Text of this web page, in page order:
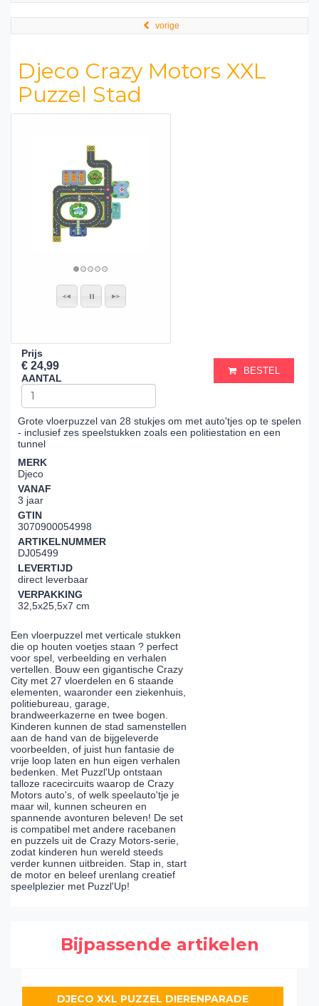
vorige
Djeco Crazy Motors XXL
Puzzel Stad
Prijs
€ 24,99
AANTAL
BESTEL
Grote vloerpuzzel van 28 stukjes om met auto'tjes op te spelen
- inclusief zes speelstukken zoals een politiestation en een
tunnel
MERK
Djeco
VANAF
3 jaar
GTIN
3070900054998
ARTIKELNUMMER
DJ05499
LEVERTIJD
direct leverbaar
VERPAKKING
32,5x25,5x7 cm
Een vloerpuzzel met verticale stukken
die op houten voetjes staan ? perfect
voor spel, verbeelding en verhalen
vertellen. Bouw een gigantische Crazy
City met 27 vloerdelen en 6 staande
elementen, waaronder een ziekenhuis,
politiebureau, garage,
brandweerkazerne en twee bogen.
Kinderen kunnen de stad samenstellen
aan de hand van de bijgeleverde
voorbeelden, of juist hun fantasie de
vrije loop laten en hun eigen verhalen
bedenken. Met Puzzl'Up ontstaan
talloze racecircuits waarop de Crazy
Motors auto's, of welk speelauto'tje je
maar wil, kunnen scheuren en
spannende avonturen beleven! De set
is compatibel met andere racebanen
en puzzels uit de Crazy Motors-serie,
zodat kinderen hun wereld steeds
verder kunnen uitbreiden. Stap in, start
de motor en beleef urenlang creatief
speelplezier met Puzzl'Up!
Bijpassende artikelen
DJECO XXL PUZZEL DIERENPARADE